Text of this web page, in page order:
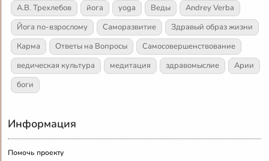
А.В. Трехлебов
йога yoga Веды
Andrey Verba
Йога по-взрослому
Саморазвитие
Здравый образ жизни
Карма
Ответы на Вопросы
Самосовершенствование
ведическая культура
медитация здравомыслие
Арии
боги
Информация
Помочь проекту